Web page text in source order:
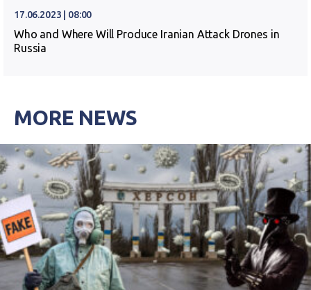
17.06.2023 | 08:00
Who and Where Will Produce Iranian Attack Drones in
Russia
MORE NEWS